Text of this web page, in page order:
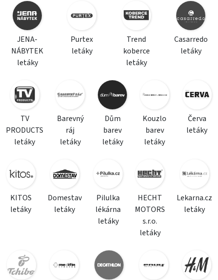
JENA-
NÁBYTEK
letáky
Purtex
letáky
Trend
koberce
letáky
Casarredo
letáky
TV
PRODUCTS
letáky
Barevný
ráj
letáky
Dům
barev
letáky
Kouzlo
barev
letáky
Červa
letáky
KITOS
letáky
Domestav
letáky
Pilulka
lékárna
letáky
HECHT
MOTORS
s.r.o.
letáky
Lekarna.cz
letáky